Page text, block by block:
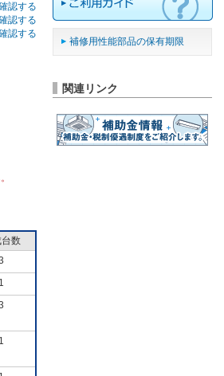
認する
認する
認する
数
1
1
補修用性能部品の保有期限
関連リンク